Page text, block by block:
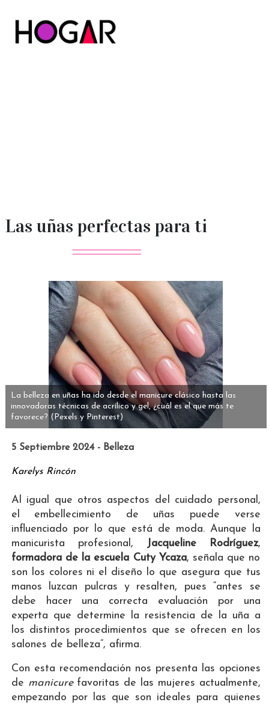
Las uñas perfectas para ti
La belleza en uñas ha ido desde el manicure clásico hasta las
innovadoras técnicas de acrílico y gel, ¿cuál es el que más te
favorece? (Pexels y Pinterest)
5 Septiembre 2024 - Belleza
Karelys Rincón
Al igual que otros aspectos del cuidado personal,
el embellecimiento de uñas puede verse
influenciado por lo que está de moda. Aunque la
manicurista profesional,
Jacqueline Rodríguez,
formadora de la escuela Cuty Ycaza, señala que no
son los colores ni el diseño lo que asegura que tus
manos luzcan pulcras y resalten, pues “antes se
debe hacer una correcta evaluación por una
experta que determine la resistencia de la uña a
los distintos procedimientos que se ofrecen en los
salones de belleza”, afirma.
Con esta recomendación nos presenta las opciones
de manicurefavoritas de las mujeres actualmente,
empezando por las que son ideales para quienes